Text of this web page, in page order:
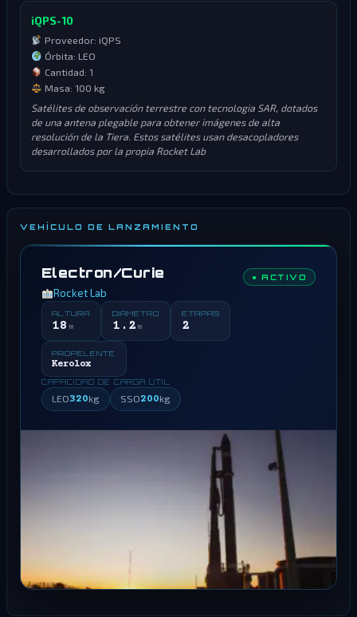
iQPS-10
Proveedor: iQPS
Órbita: LEO
Cantidad: 1
Masa: 100 kg
Satélites de observación terrestre con tecnologia SAR, dotados
de una antena plegable para obtener imágenes de alta
resolución de la Tiera. Estos satélites usan desacopladores
desarrollados por la propia Rocket Lab
VEHÍCULO DE LANZAMIENTO
Electron/Curie ● ACTIVO
Rocket Lab
ALTURA
18 m
DIÁMETRO
1.2m
ETAPAS
2
PROPELENTE
Kerolox
CAPACIDAD DE CARGA ÚTIL
LEO320kg SSO200kg